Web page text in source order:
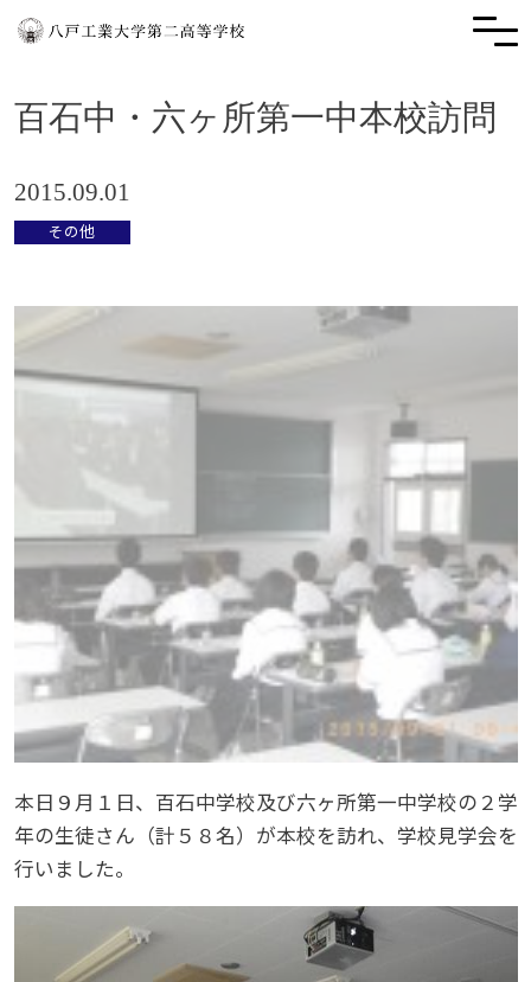
百石中・六ヶ所第一中本校訪問
2015.09.01
その他
本日９月１日、百石中学校及び六ヶ所第一中学校の２学
年の生徒さん（計５８名）が本校を訪れ、学校見学会を
行いました。